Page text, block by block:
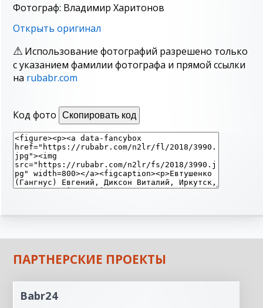
Фотограф: Владимир Харитонов
Открыть оригинал
Использование фотографий разрешено только
с указанием фамилии фотографа и прямой ссылки
на rubabr.com
Код фото Скопировать код
ПАРТНЕРСКИЕ ПРОЕКТЫ
Babr24